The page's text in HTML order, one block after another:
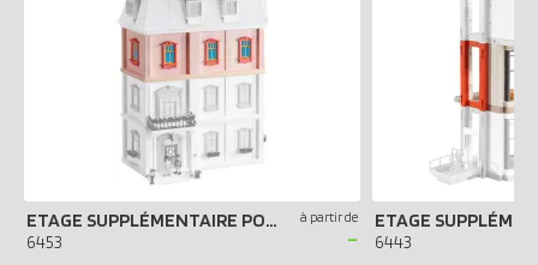
ETAGE SUPPLÉMENTAIRE POUR MAISON TRADITIONNELLE
6453
à partir de
- 6443